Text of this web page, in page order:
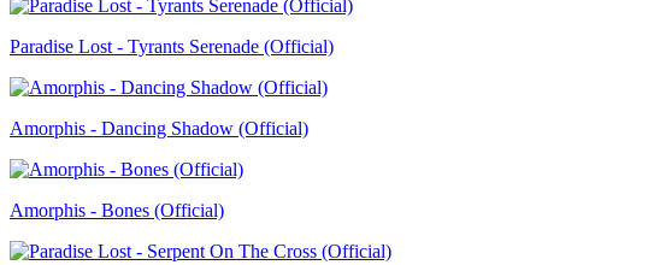
Paradise Lost - Tyrants Serenade (Official)
Amorphis - Dancing Shadow (Official)
Amorphis - Bones (Official)